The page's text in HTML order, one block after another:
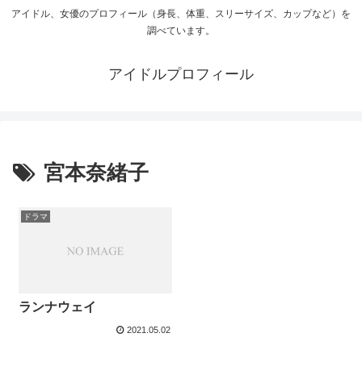
アイドル、女優のプロフィール（身長、体重、スリーサイズ、カップなど）を
調べています。
アイドルプロフィール
宮本奈緒子
ドラマ
ランナウェイ
2021.05.02